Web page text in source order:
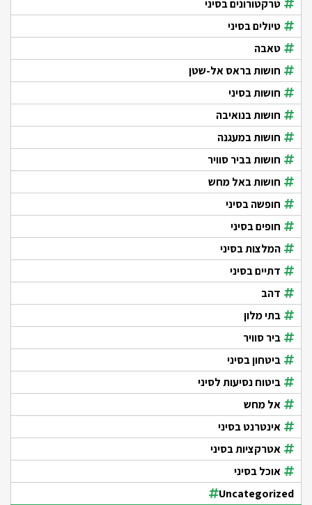
טרקטורונים בסיני
טיולים בסיני
טאבה
חושות בראס אל-שטן
חושות בסיני
חושות בנואיבה
חושות במעגנה
חושות בביר סוויר
חושות באל מחש
חופשה בסיני
חופים בסיני
המלצות בסיני
דתיים בסיני
דהב
בתי מלון
ביר סוויר
ביטחון בסיני
ביטוח נסיעות לסיני
אל מחש
אינטרנט בסיני
אטרקציות בסיני
אוכל בסיני
Uncategorized